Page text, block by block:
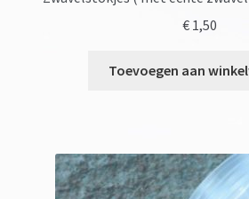
€1,50
Toevoegen aan